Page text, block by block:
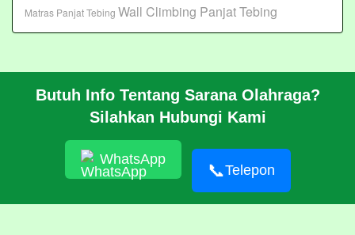
Butuh Info Tentang Sarana Olahraga?
Silahkan Hubungi Kami
WhatsApp
📞Telepon
Matras Panjat Tebing Wall Climbing Panjat Tebing
CARA PESAN
HUBUNGI KAMI
Pembangunan Wall Climbing Di PPLP Banten
© 2026 https://akasahadventure.com/